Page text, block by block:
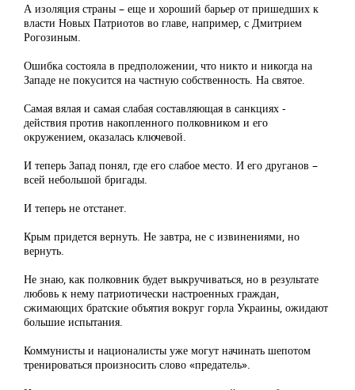
А изоляция страны – еще и хороший барьер от пришедших к
власти Новых Патриотов во главе, например, с Дмитрием
Рогозиным.
Ошибка состояла в предположении, что никто и никогда на
Западе не покусится на частную собственность. На святое.
Самая вялая и самая слабая составляющая в санкциях -
действия против накопленного полковником и его
окружением, оказалась ключевой.
И теперь Запад понял, где его слабое место. И его друганов –
всей небольшой бригады.
И теперь не отстанет.
Крым придется вернуть. Не завтра, не с извинениями, но
вернуть.
Не знаю, как полковник будет выкручиваться, но в результате
любовь к нему патриотически настроенных граждан,
сжимающих братские объятия вокруг горла Украины, ожидают
большие испытания.
Коммунисты и националисты уже могут начинать шепотом
тренироваться произносить слово «предатель».